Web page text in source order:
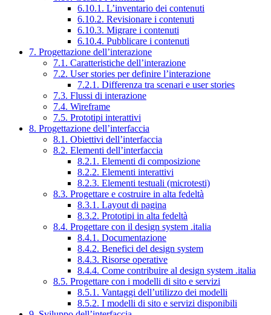
6.10.1. L’inventario dei contenuti
6.10.2. Revisionare i contenuti
6.10.3. Migrare i contenuti
6.10.4. Pubblicare i contenuti
7. Progettazione dell’interazione
7.1. Caratteristiche dell’interazione
7.2. User stories per definire l’interazione
7.2.1. Differenza tra scenari e user stories
7.3. Flussi di interazione
7.4. Wireframe
7.5. Prototipi interattivi
8. Progettazione dell’interfaccia
8.1. Obiettivi dell’interfaccia
8.2. Elementi dell’interfaccia
8.2.1. Elementi di composizione
8.2.2. Elementi interattivi
8.2.3. Elementi testuali (microtesti)
8.3. Progettare e costruire in alta fedeltà
8.3.1. Layout di pagina
8.3.2. Prototipi in alta fedeltà
8.4. Progettare con il design system .italia
8.4.1. Documentazione
8.4.2. Benefici del design system
8.4.3. Risorse operative
8.4.4. Come contribuire al design system .italia
8.5. Progettare con i modelli di sito e servizi
8.5.1. Vantaggi dell’utilizzo dei modelli
8.5.2. I modelli di sito e servizi disponibili